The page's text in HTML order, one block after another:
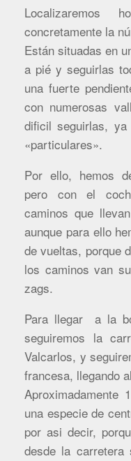
Localizaremos
concretamente la
Están situadas en
a pié y seguirlas
una fuerte
con numerosas
dificil seguirlas,
«particulares».
Por ello, hemos
pero con el
caminos que
aunque para ello
de vueltas, porque
los caminos van
zags.
Para llegar a la
seguiremos la
Valcarlos, y
francesa, llegando
Aproximadamente
una especie de
por asi decir,
desde la carretera